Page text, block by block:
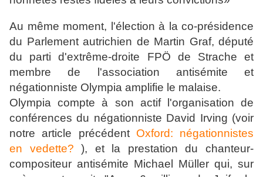
Au même moment, l'élection à la co-présidence
du Parlement autrichien de Martin Graf, député
du parti d'extrême-droite FPÖ de Strache et
membre de l'association antisémite et
négationniste Olympia amplifie le malaise.
Olympia compte à son actif l'organisation de
conférences du négationniste David Irving (voir
notre article précédent Oxford: négationnistes
en vedette? ), et la prestation du chanteur-
compositeur antisémite Michael Müller qui, sur